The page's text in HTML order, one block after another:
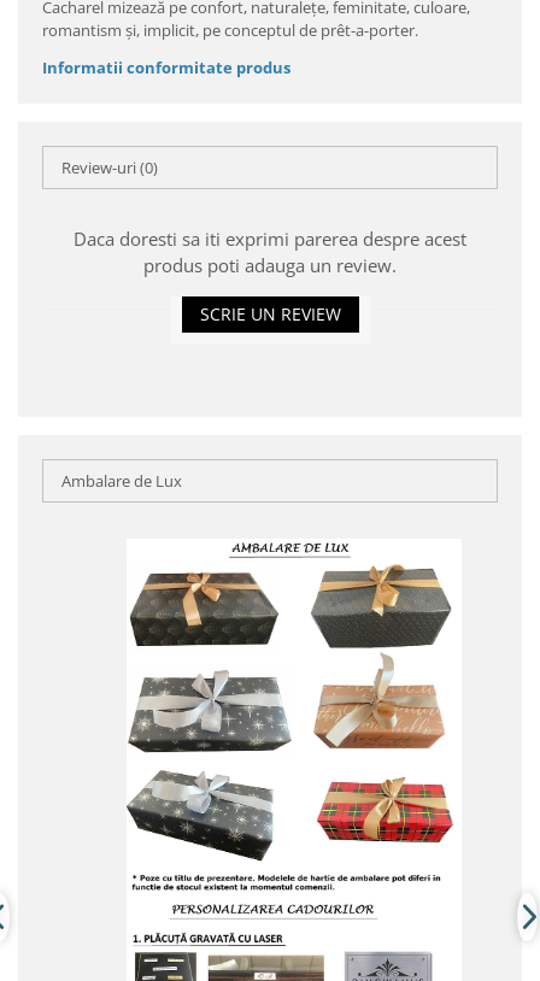
Cacharel mizează pe confort, naturaleţe, feminitate, culoare,
romantism şi, implicit, pe conceptul de prêt-a-porter.
Informatii conformitate produs
Review-uri(0)
Daca doresti sa iti exprimi parerea despre acest
produs poti adauga un review.
SCRIE UN REVIEW
Ambalare de Lux